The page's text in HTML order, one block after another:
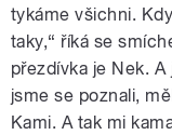
tykáme všichni.
taky,“ říká se
přezdívka je Nek. A
jsme se poznali,
Kami. A tak mi